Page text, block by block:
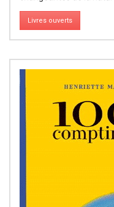
Livres ouverts